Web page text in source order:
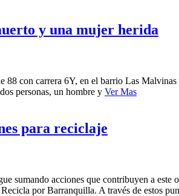
y una mujer herida
con carrera 6Y, en el barrio Las
personas, un hombre y Ver Mas
para reciclaje
sumando acciones que contribuyen a
por Barranquilla. A través de estos